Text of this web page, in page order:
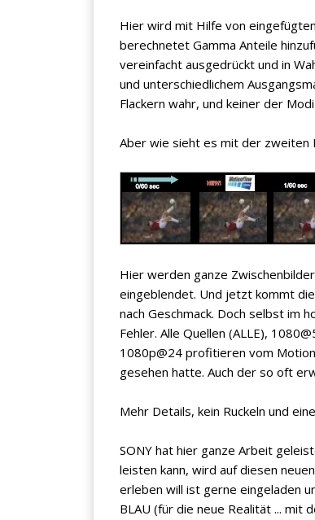
Hier wird mit Hilfe von
berechnetet Gamma Anteile
vereinfacht ausgedrückt und in
und unterschiedlichem
Flackern wahr, und keiner der
Aber wie sieht es mit der zweiten
Hier werden ganze
eingeblendet. Und jetzt kommt
nach Geschmack. Doch selbst im
Fehler. Alle Quellen (ALLE),
1080p@24 profitieren vom
gesehen hatte. Auch der so oft
Mehr Details, kein Ruckeln und
SONY hat hier ganze Arbeit
leisten kann, wird auf diesen
erleben will ist gerne eingeladen
BLAU (für die neue Realität ... mit
Jetzt anmelden
Mit der Anmeldung akzeptieren Sie unsere
Datenschutzerklärung. Sie können sich